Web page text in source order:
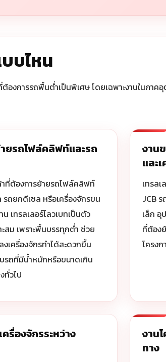
บบไหน
องการรถพื้นต่ำเป็นพิเศษ โดยเฉพาะงานในภา
ยรถโฟล์คลิฟท์และรถ
ที่ต้องการย้ายรถโฟล์คลิฟท์
ถยกดีเซล หรือเครื่องจักรขน
น เทรลเลอร์โลวเบทเป็นตัว
ะสม เพราะพื้นบรรทุกต่ำ ช่วย
งเครื่องจักรทำได้สะดวกขึ้น
บรถที่มีน้ำหนักหรือขนาดเกิน
ทั่วไป
งาน
และ
เทรล
JCB
เล็ก อุ
ที่ต้อง
โครงก
รื่องจักรระหว่าง
งาน
ทาง